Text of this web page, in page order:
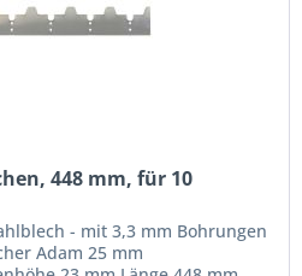
448 mm, für 10
- mit 3,3 mm Bohrungen
Adam 25 mm